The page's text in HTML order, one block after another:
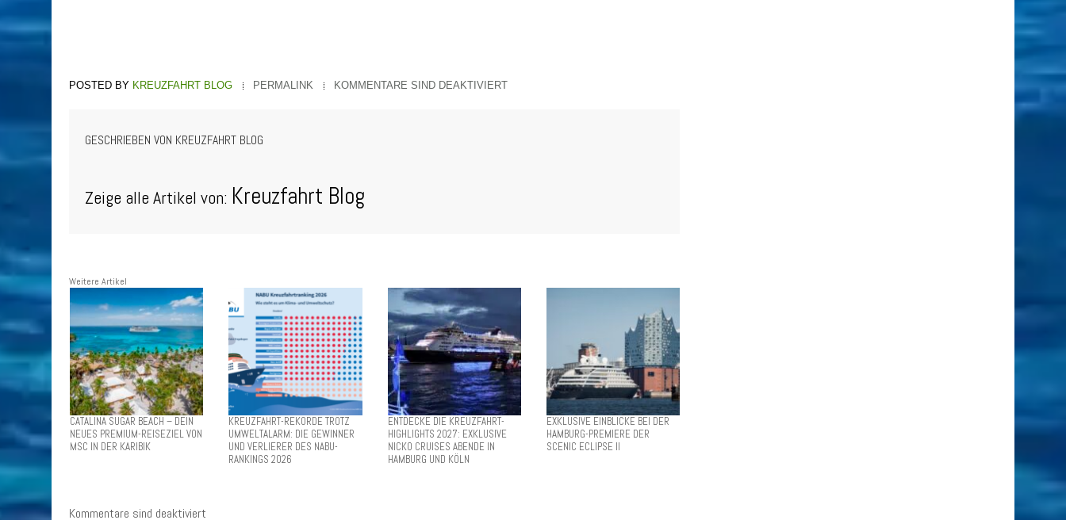
KREUZFAHRT BLOG PERMALINK KOMMENTARE SIND DEAKTIVIERT
GESCHRIEBEN VON KREUZFAHRT BLOG
Zeige alle Artikel von: Kreuzfahrt Blog
Weitere Artikel
CATALINA SUGAR BEACH – DEIN
NEUES PREMIUM-REISEZIEL VON
MSC IN DER KARIBIK
KREUZFAHRT-REKORDE TROTZ
UMWELTALARM: DIE GEWINNER
UND VERLIERER DES NABU-
RANKINGS 2026
ENTDECKE DIE KREUZFAHRT-
HIGHLIGHTS 2027: EXKLUSIVE
NICKO CRUISES ABENDE IN
HAMBURG UND KÖLN
EXKLUSIVE EINBLICKE BEI DER
HAMBURG-PREMIERE DER
SCENIC ECLIPSE II
Kommentare sind deaktiviert